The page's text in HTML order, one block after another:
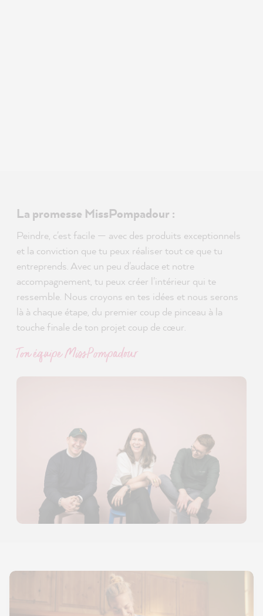
La promesse MissPompadour :
Peindre, c'est facile — avec des produits exceptionnels
et la conviction que tu peux réaliser tout ce que tu
entreprends. Avec un peu d'audace et notre
accompagnement, tu peux créer l'intérieur qui te
ressemble. Nous croyons en tes idées et nous serons
là à chaque étape, du premier coup de pinceau à la
touche finale de ton projet coup de cœur.
Ton équipe MissPompadour